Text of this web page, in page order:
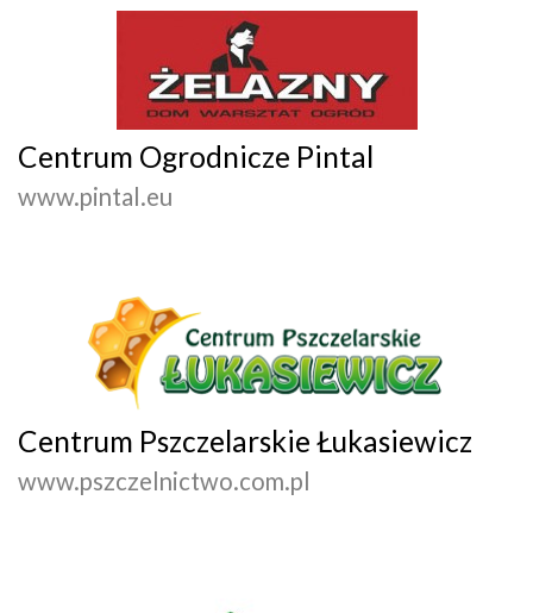
Centrum Ogrodnicze Pintal
www.pintal.eu
Centrum Pszczelarskie Łukasiewicz
www.pszczelnictwo.com.pl